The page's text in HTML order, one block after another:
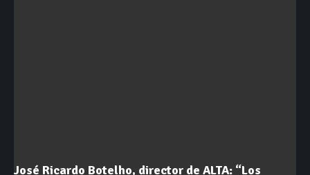
José Ricardo Botelho, director de ALTA: “Los